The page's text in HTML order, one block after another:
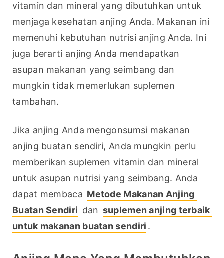
vitamin dan mineral yang dibutuhkan untuk
menjaga kesehatan anjing Anda. Makanan ini
memenuhi kebutuhan nutrisi anjing Anda. Ini
juga berarti anjing Anda mendapatkan
asupan makanan yang seimbang dan
mungkin tidak memerlukan suplemen
tambahan.
Jika anjing Anda mengonsumsi makanan
anjing buatan sendiri, Anda mungkin perlu
memberikan suplemen vitamin dan mineral
untuk asupan nutrisi yang seimbang. Anda
dapat membaca Metode Makanan Anjing
Buatan Sendiri dan suplemen anjing terbaik
untuk makanan buatan sendiri .